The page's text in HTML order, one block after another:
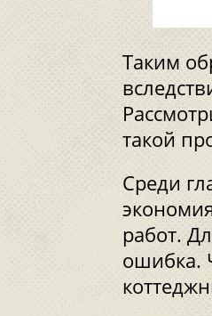
Таким
такой
Среди
работ.
ошибка.